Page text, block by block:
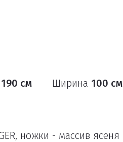
190 см Ширина 100 см
ножки - массив ясеня